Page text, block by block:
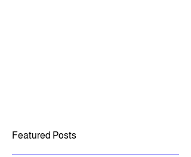
Featured Posts